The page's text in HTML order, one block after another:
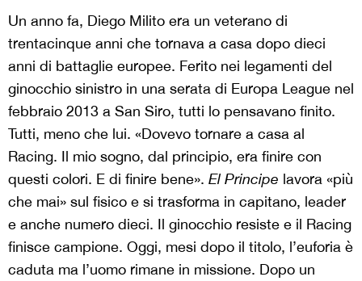
Un anno fa, Diego Milito era un veterano di
trentacinque anni che tornava a casa dopo dieci
anni di battaglie europee. Ferito nei legamenti del
ginocchio sinistro in una serata di Europa League nel
febbraio 2013 a San Siro, tutti lo pensavano finito.
Tutti, meno che lui. «Dovevo tornare a casa al
Racing. Il mio sogno, dal principio, era finire con
questi colori. E di finire bene». El Principe lavora «più
che mai» sul fisico e si trasforma in capitano, leader
e anche numero dieci. Il ginocchio resiste e il Racing
finisce campione. Oggi, mesi dopo il titolo, l’euforia è
caduta ma l’uomo rimane in missione. Dopo un